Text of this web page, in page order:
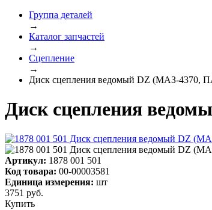
Группа деталей
→
Каталог запчастей
→
Сцепление
→
Диск сцепления ведомый DZ (МАЗ-4370,
Диск сцепления
Артикул: 1878 001 501
Код товара: 00-00003581
Единица измерения: шт
3751 руб.
Купить